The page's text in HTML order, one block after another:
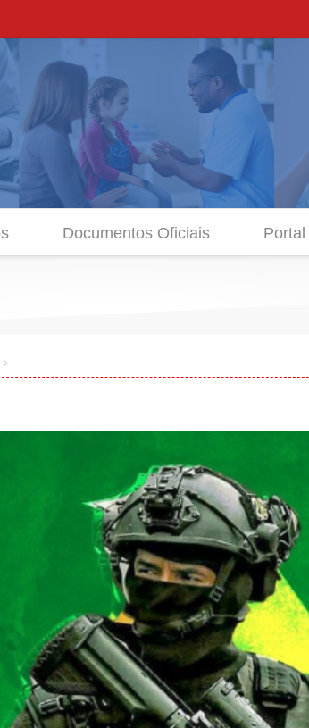
Documentos Oficiais